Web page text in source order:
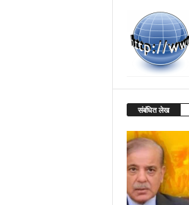
संबंधित लेख